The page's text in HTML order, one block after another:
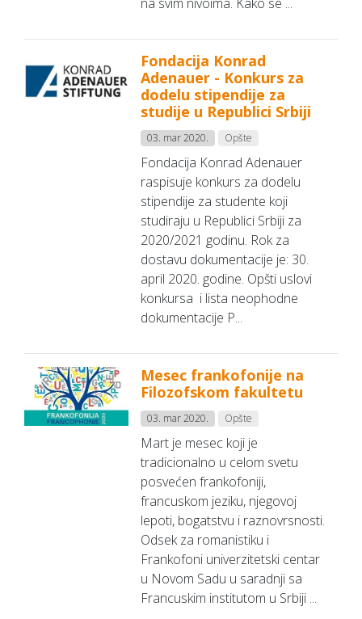
Fondacija Konrad
Adenauer - Konkurs za
dodelu stipendije za
studije u Republici Srbiji
03. mar 2020. Opšte
Fondacija Konrad Adenauer
raspisuje konkurs za dodelu
stipendije za studente koji
studiraju u Republici Srbiji za
2020/2021 godinu. Rok za
dostavu dokumentacije je: 30.
april 2020. godine. Opšti uslovi
konkursa i lista neophodne
dokumentacije P...
Mesec frankofonije na
Filozofskom fakultetu
03. mar 2020. Opšte
Mart je mesec koji je
tradicionalno u celom svetu
posvećen frankofoniji,
francuskom jeziku, njegovoj
lepoti, bogatstvu i raznovrsnosti.
Odsek za romanistiku i
Frankofoni univerzitetski centar
u Novom Sadu u saradnji sa
Francuskim institutom u Srbiji ...